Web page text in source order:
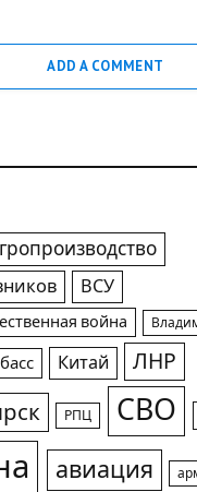
ADD A COMMENT
ВСУ
война
Китай ЛНР
РПЦ СВО
авиация